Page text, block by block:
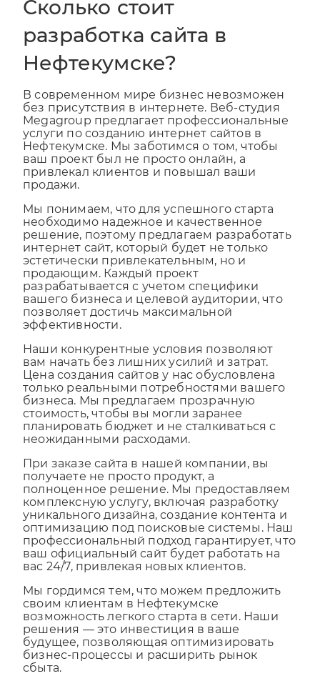
Сколько стоит
разработка сайта в
Нефтекумске?
В современном мире бизнес невозможен
без присутствия в интернете. Веб-студия
Megagroup предлагает профессиональные
услуги по созданию интернет сайтов в
Нефтекумске. Мы заботимся о том, чтобы
ваш проект был не просто онлайн, а
привлекал клиентов и повышал ваши
Мы понимаем, что для успешного старта
необходимо надежное и качественное
решение, поэтому предлагаем разработать
интернет сайт, который будет не только
эстетически привлекательным, но и
продающим. Каждый проект
разрабатывается с учетом специфики
вашего бизнеса и целевой аудитории, что
позволяет достичь максимальной
Наши конкурентные условия позволяют
вам начать без лишних усилий и затрат.
Цена создания сайтов у нас обусловлена
только реальными потребностями вашего
бизнеса. Мы предлагаем прозрачную
стоимость, чтобы вы могли заранее
планировать бюджет и не сталкиваться с
При заказе сайта в нашей компании, вы
получаете не просто продукт, а
полноценное решение. Мы предоставляем
комплексную услугу, включая разработку
уникального дизайна, создание контента и
оптимизацию под поисковые системы. Наш
профессиональный подход гарантирует, что
ваш официальный сайт будет работать на
Мы гордимся тем, что можем предложить
своим клиентам в Нефтекумске
возможность легкого старта в сети. Наши
решения — это инвестиция в ваше
будущее, позволяющая оптимизировать
бизнес-процессы и расширить рынок